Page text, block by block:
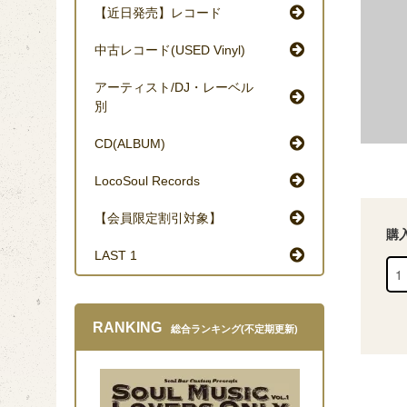
購
【近日発売】レコード
中古レコード(USED Vinyl)
アーティスト/DJ・レーベル
別
CD(ALBUM)
LocoSoul Records
【会員限定割引対象】
LAST 1
RANKING 総合ランキング(不定期更新)